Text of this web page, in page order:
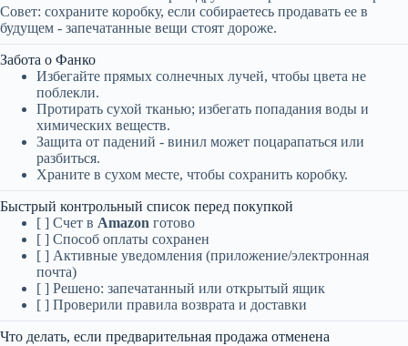
Совет: сохраните коробку, если собираетесь продавать ее в
будущем - запечатанные вещи стоят дороже.
Забота о Фанко
Избегайте прямых солнечных лучей, чтобы цвета не
поблекли.
Протирать сухой тканью; избегать попадания воды и
химических веществ.
Защита от падений - винил может поцарапаться или
разбиться.
Храните в сухом месте, чтобы сохранить коробку.
Быстрый контрольный список перед покупкой
[ ] Счет в Amazon готово
[ ] Способ оплаты сохранен
[ ] Активные уведомления (приложение/электронная
почта)
[ ] Решено: запечатанный или открытый ящик
[ ] Проверили правила возврата и доставки
Что делать, если предварительная продажа отменена